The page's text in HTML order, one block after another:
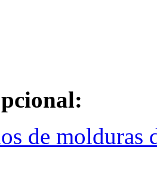
de molduras